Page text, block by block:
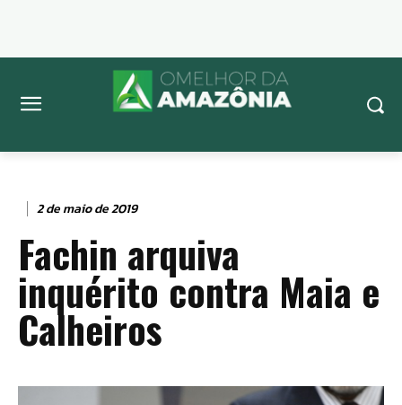
2 de maio de 2019
Fachin arquiva
inquérito contra Maia e
Calheiros